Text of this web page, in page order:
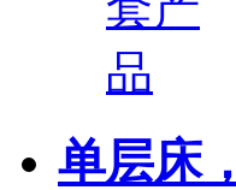
单层床